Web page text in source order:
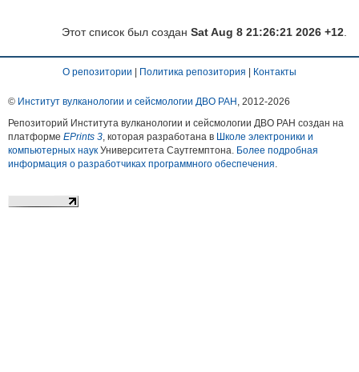
Этот список был создан Sat Aug 8 21:26:21 2026 +12
О репозитории Политика репозитория Контакты
© Институт вулканологии и сейсмологии ДВО РАН , 2012-2026
Репозиторий Института вулканологии и сейсмологии ДВО РАН создан на
платформе EPrints 3, которая разработана в Школе электроники и
компьютерных наук Университета Саутгемптона. Более подробная
информация о разработчиках программного обеспечения.